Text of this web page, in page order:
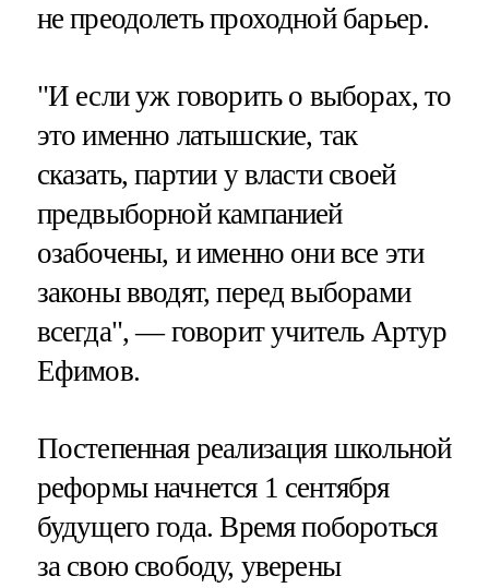
не преодолеть проходной барьер.
"И если уж говорить о выборах, то
это именно латышские, так
сказать, партии у власти своей
предвыборной кампанией
озабочены, и именно они все эти
законы вводят, перед выборами
всегда", — говорит учитель Артур
Ефимов.
Постепенная реализация школьной
реформы начнется 1 сентября
будущего года. Время побороться
за свою свободу, уверены